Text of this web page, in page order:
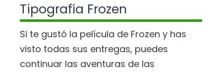
Tipografía Frozen
Si te gustó la película de Frozen y has
visto todas sus entregas, puedes
continuar las aventuras de las